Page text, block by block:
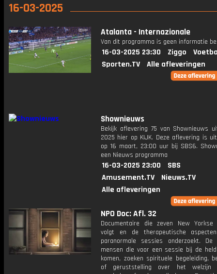
16-03-2025
Atalanta - Internazionale
Van dit programma is geen informatie
16-03-2025 23:30 Ziggo
Sporten.TV
Alle afleveringen
Shownieuws
Bekijk aflevering 75 van Shownieuws
2025 hier op KIJK. Deze aflevering is
op 16 maart, 23:00 uur bij SBS6.
een Nieuws programma
16-03-2025 23:00
SBS
Amusement.TV
Nieuws.TV
Alle afleveringen
NPO Doc: Afl. 32
Documentaire die zeven New Yorkse
volgt en de therapeutische
paranormale sessies onderzoekt. De
mensen die voor een sessie bij de
komen, zoeken spirituele begeleiding,
of geruststelling over het welzijn